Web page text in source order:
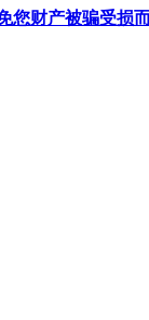
财产被骗受损